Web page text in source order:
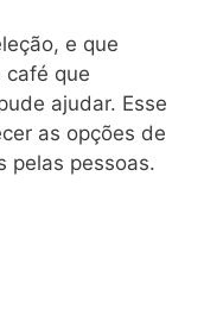
e que
café que
ajudar. Esse
as opções de
pelas pessoas.